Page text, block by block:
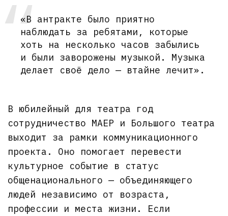
«В антракте было приятно
наблюдать за ребятами, которые
хоть на несколько часов забылись
и были заворожены музыкой. Музыка
делает своё дело — втайне лечит».
В юбилейный для театра год
сотрудничество МАЕР и Большого театра
выходит за рамки коммуникационного
проекта. Оно помогает перевести
культурное событие в статус
общенационального — объединяющего
людей независимо от возраста,
профессии и места жизни. Если